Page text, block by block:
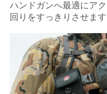
ハンドガンへ最適にア
回りをすっきりさせます